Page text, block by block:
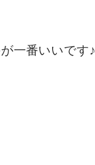
一番いいです♪